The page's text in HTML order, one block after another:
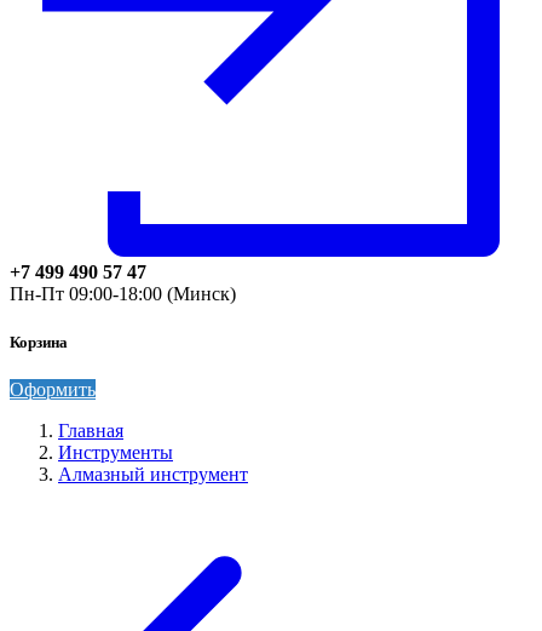
+7 499 490 57 47
Пн-Пт 09:00-18:00 (Минск)
Корзина
Оформить
Главная
Инструменты
Алмазный инструмент